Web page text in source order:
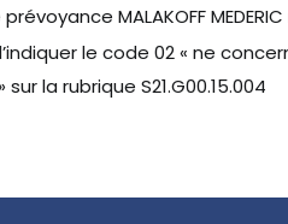
MALAKOFF
le code 02 « ne
la rubrique S21.G00.15.004